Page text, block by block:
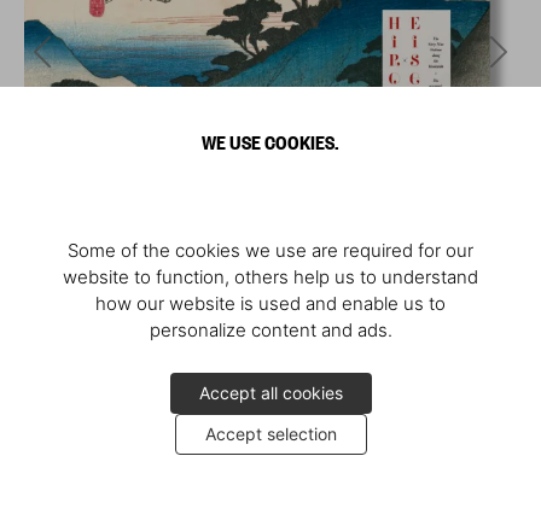
WE USE COOKIES.
Some of the cookies we use are required for our
website to function, others help us to understand
how our website is used and enable us to
personalize content and ads.
Accept all cookies
Accept selection